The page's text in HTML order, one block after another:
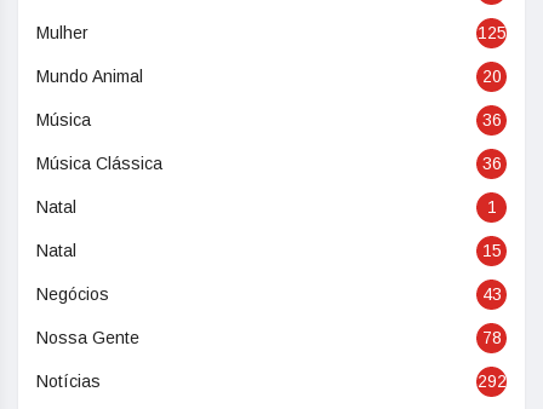
Mulher 125
Mundo Animal 20
Música 36
Música Clássica 36
Natal 1
Natal 15
Negócios 43
Nossa Gente 78
Notícias 292